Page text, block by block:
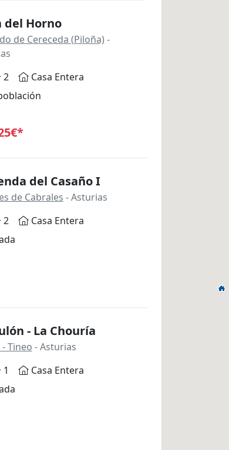
del Horno
de Cereceda (Piloña) -
2
Casa Entera
del Casaño I
de Cabrales - Asturias
2
Casa Entera
- La Chouría
Tineo - Asturias
Casa Entera